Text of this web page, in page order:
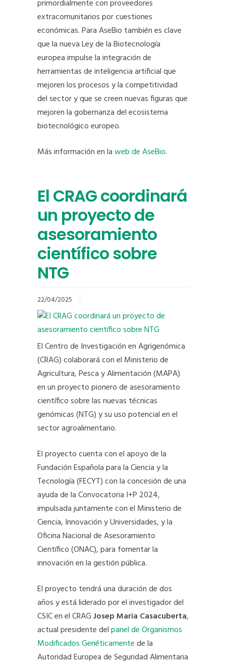
primordialmente con proveedores
extracomunitarios por cuestiones
económicas. Para AseBio también es clave
que la nueva Ley de la Biotecnología
europea impulse la integración de
herramientas de inteligencia artificial que
mejoren los procesos y la competitividad
del sector y que se creen nuevas figuras que
mejoren la gobernanza del ecosistema
biotecnológico europeo.
Más información en laweb de AseBio.
El CRAG coordinará
un proyecto de
asesoramiento
científico sobre
NTG
22/04/2025
El Centro de Investigación en Agrigenómica
(CRAG) colaborará con el Ministerio de
Agricultura, Pesca y Alimentación (MAPA)
en un proyecto pionero de asesoramiento
científico sobre las nuevas técnicas
genómicas (NTG) y su uso potencial en el
sector agroalimentario.
El proyecto cuenta con el apoyo de la
Fundación Española para la Ciencia y la
Tecnología (FECYT) con la concesión de una
ayuda de la Convocatoria I+P 2024,
impulsada juntamente con el Ministerio de
Ciencia, Innovación y Universidades, y la
Oficina Nacional de Asesoramiento
Científico (ONAC), para fomentar la
innovación en la gestión pública.
El proyecto tendrá una duración de dos
años y está liderado por el investigador del
CSIC en el CRAGJosep Maria Casacuberta,
actual presidente delpanel de Organismos
Modificados Genéticamentede la
Autoridad Europea de Seguridad Alimentaria